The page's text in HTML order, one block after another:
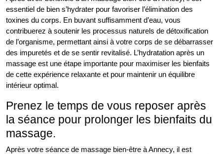
essentiel de bien s’hydrater pour favoriser l’élimination des
toxines du corps. En buvant suffisamment d’eau, vous
contribuerez à soutenir les processus naturels de détoxification
de l’organisme, permettant ainsi à votre corps de se débarrasser
des impuretés et de se sentir revitalisé. L’hydratation après un
massage est une étape importante pour maximiser les bienfaits
de cette expérience relaxante et pour maintenir un équilibre
intérieur optimal.
Prenez le temps de vous reposer après
la séance pour prolonger les bienfaits du
massage.
Après votre séance de massage bien-être à Annecy, il est